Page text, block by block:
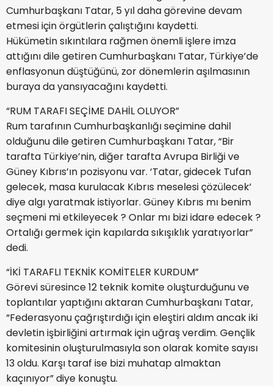
Cumhurbaşkanı Tatar, 5 yıl daha görevine devam
etmesi için örgütlerin çalıştığını kaydetti.
Hükümetin sıkıntılara rağmen önemli işlere imza
attığını dile getiren Cumhurbaşkanı Tatar, Türkiye’de
enflasyonun düştüğünü, zor dönemlerin aşılmasının
buraya da yansıyacağını kaydetti.
“RUM TARAFI SEÇİME DAHİL OLUYOR”
Rum tarafının Cumhurbaşkanlığı seçimine dahil
olduğunu dile getiren Cumhurbaşkanı Tatar, “Bir
tarafta Türkiye’nin, diğer tarafta Avrupa Birliği ve
Güney Kıbrıs’ın pozisyonu var. ‘Tatar, gidecek Tufan
gelecek, masa kurulacak Kıbrıs meselesi çözülecek’
diye algı yaratmak istiyorlar. Güney Kıbrıs mı benim
seçmeni mi etkileyecek ? Onlar mı bizi idare edecek ?
Ortalığı germek için kapılarda sıkışıklık yaratıyorlar”
dedi.
“İKİ TARAFLI TEKNİK KOMİTELER KURDUM”
Görevi süresince 12 teknik komite oluşturduğunu ve
toplantılar yaptığını aktaran Cumhurbaşkanı Tatar,
“Federasyonu çağrıştırdığı için eleştiri aldım ancak iki
devletin işbirliğini artırmak için uğraş verdim. Gençlik
komitesinin oluşturulmasıyla son olarak komite sayısı
13 oldu. Karşı taraf ise bizi muhatap almaktan
kaçınıyor” diye konuştu.